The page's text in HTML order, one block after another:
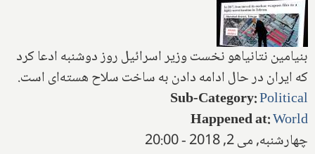
بنیامین نتانیاهو نخست وزیر اسرائیل روز دوشنبه ادعا کرد
که ایران در حال ادامه دادن به ساخت سلاح هسته‌ای است.
Sub-Category:Political
Happened at:World
چهارشنبه, می 2, 2018 - 20:00